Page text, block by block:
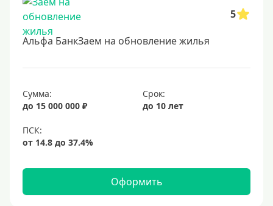
Без залога
В банке под залог
Долгосрочные
Год
3 года
4 года
5
Альфа БанкЗаем на обновление жилья
Сумма:
до 15 000 000 ₽
Срок:
до 10 лет
Оформить